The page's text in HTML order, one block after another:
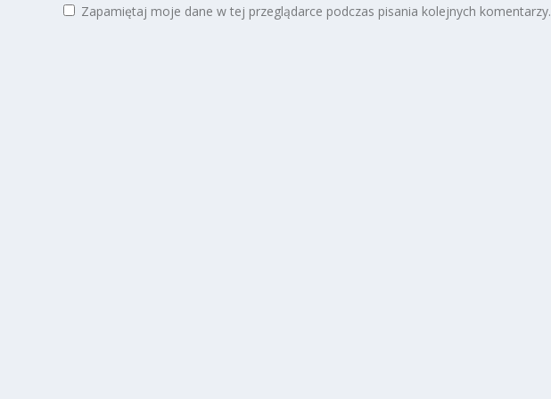
Zapamiętaj moje dane w tej przeglądarce podczas pisania kolejnych komentarzy.